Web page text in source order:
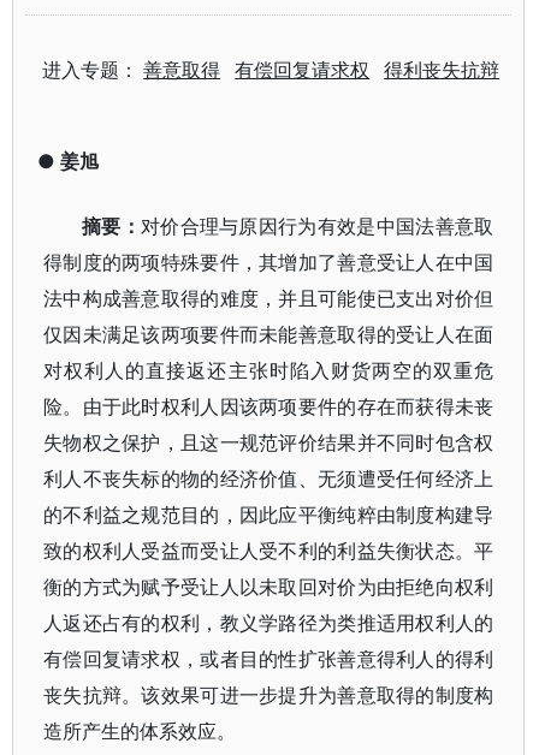
进入专题：善意取得 有偿回复请求权 得利丧失抗辩
● 姜旭
摘要： 对价合理与原因行为有效是中国法善意取
得制度的两项特殊要件，其增加了善意受让人在中国
法中构成善意取得的难度，并且可能使已支出对价但
仅因未满足该两项要件而未能善意取得的受让人在面
对权利人的直接返还主张时陷入财货两空的双重危
险。由于此时权利人因该两项要件的存在而获得未丧
失物权之保护，且这一规范评价结果并不同时包含权
利人不丧失标的物的经济价值、无须遭受任何经济上
的不利益之规范目的，因此应平衡纯粹由制度构建导
致的权利人受益而受让人受不利的利益失衡状态。平
衡的方式为赋予受让人以未取回对价为由拒绝向权利
人返还占有的权利，教义学路径为类推适用权利人的
有偿回复请求权，或者目的性扩张善意得利人的得利
丧失抗辩。该效果可进一步提升为善意取得的制度构
造所产生的体系效应。